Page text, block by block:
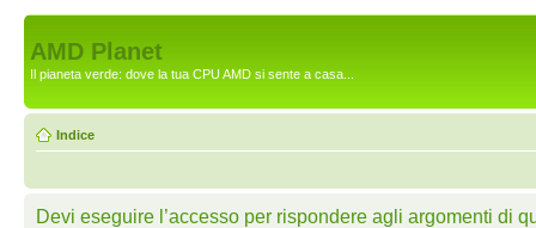
AMD Planet
Il pianeta verde: dove la tua CPU AMD si sente a casa...
Indice
Devi eseguire l’accesso per rispondere agli argomenti di